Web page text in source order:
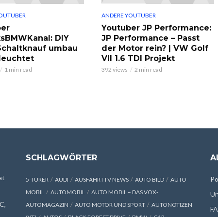
DIY
umbau
1 min read
ANDERE YOUTUBER
Youtuber JP Performance:
JP Performance – Passt
der Motor rein? | VW Golf
VII 1.6 TDI Projekt
392 views 2 min read
SCHLAGWÖRTER
5-TÜRER AUDI AUSFAHRTTV NEWS AUTO BILD
AUTO
MOBIL
AUTOMOBIL
AUTO MOBIL – DAS VOX-
AUTOMAGAZIN
AUTO MOTOR UND SPORT
AUTONOTIZEN